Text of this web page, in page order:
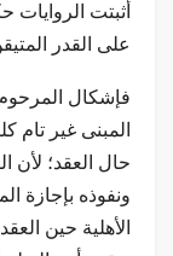
أثبتت
على القدر
فإشكال
المبنى غير تام
حال العقد؛ لأن
ونفوذه بإجازة
الأهلية حين